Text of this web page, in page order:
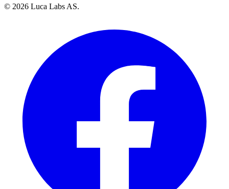
© 2026 Luca Labs AS.